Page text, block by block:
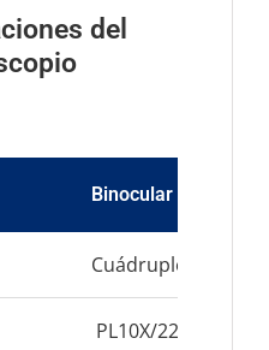
del
Binocular
Cuádruple
PL10X/22mm